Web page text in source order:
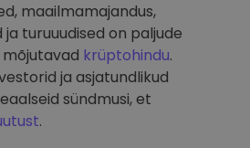
maailmamajandus,
turuuudised on paljude
krüptohindu.
ja asjatundlikud
sündmusi, et
.